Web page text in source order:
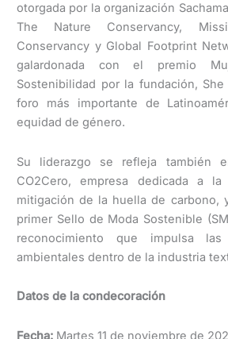
otorgada por la organización
The Nature Conservancy,
Conservancy y Global Footprint
galardonada con el premio
Sostenibilidad por la fundación,
foro más importante de
equidad de género.
Su liderazgo se refleja también
CO2Cero, empresa dedicada a
mitigación de la huella de carbono,
primer Sello de Moda Sostenible
reconocimiento que impulsa las
ambientales dentro de la industria
Datos de la condecoración
Fecha: Martes 11 de noviembre de